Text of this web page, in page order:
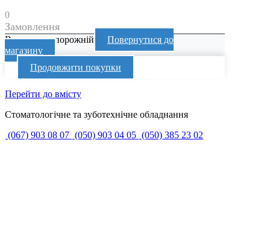
0
Замовлення
Ваш кошик порожній
Повернутися до
магазину
Продовжити покупки
Перейти до вмісту
Стоматологічне та зуботехнічне обладнання
(067) 903 08 07 (050) 903 04 05 (050) 385 23 02